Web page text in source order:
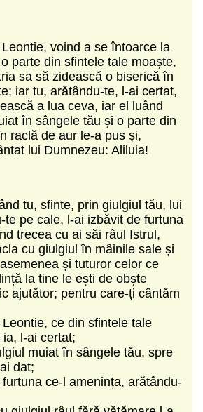
voind a se întoarce la
parte din sfintele tale moaște,
sa să zidească o biserică în
iar tu, arătându-te, l-ai certat,
a lua ceva, iar el luând
în sângele tău și o parte din
raclă de aur le-a pus și,
lui Dumnezeu: Aliluia!
tu, sfinte, prin giulgiul tău, lui
te pe cale, l-ai izbăvit de furtuna
trecea cu ai săi râul Istrul,
cu giulgiul în mâinile sale și
și tuturor celor ce
la tine le ești de obște
ajutător; pentru care-ți cântăm
ce din sfintele tale
l-ai certat;
muiat în sângele tău, spre
dat;
ce-l amenința, arătându-